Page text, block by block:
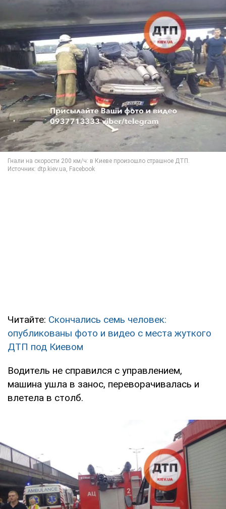
Читайте: Скончались семь человек:
опубликованы фото и видео с места жуткого
ДТП под Киевом
Водитель не справился с управлением,
машина ушла в занос, переворачивалась и
влетела в столб.